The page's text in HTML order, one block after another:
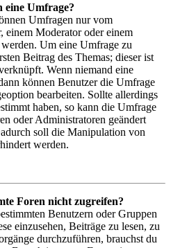
eine Umfrage?
Umfragen nur vom
einem Moderator oder einem
Um eine Umfrage zu
Beitrag des Themas; dieser ist
Wenn niemand eine
können Benutzer die Umfrage
bearbeiten. Sollte allerdings
haben, so kann die Umfrage
oder Administratoren geändert
soll die Manipulation von
werden.
Foren nicht zugreifen?
Benutzern oder Gruppen
einzusehen, Beiträge zu lesen, zu
durchzuführen, brauchst du